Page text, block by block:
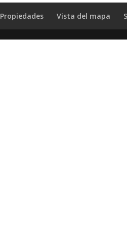
Propiedades Vista del mapa